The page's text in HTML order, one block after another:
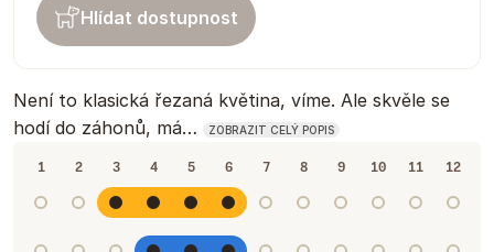
Hlídat dostupnost
Není to klasická řezaná květina, víme. Ale skvěle se
hodí do záhonů, má…
ZOBRAZIT CELÝ POPIS
1 2 3 4 5 6 7 8 9 10 11 12